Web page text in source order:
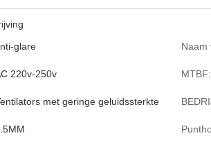
glare Naam
220v-250v MTBF:
met geringe geluidssterkte